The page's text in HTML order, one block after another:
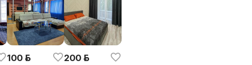
100 р. 200 р.